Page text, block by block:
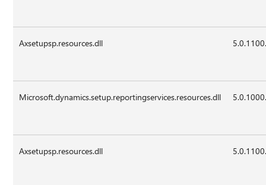
Axsetupsp.resources.dll
Microsoft.dynamics.setup.reportingservices.resources.dll
Axsetupsp.resources.dll